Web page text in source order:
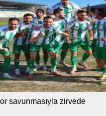
savunmasıyla zirvede